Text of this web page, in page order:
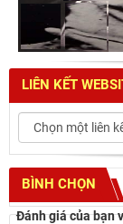
LIÊN KẾT
BÌNH CHỌN
Đánh giá của bạn